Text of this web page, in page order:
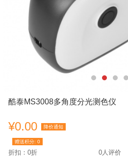
酷泰MS3008多角度分光测色仪
¥0.00 降价通知
赠送积分: 0
折扣：0折 0人评价